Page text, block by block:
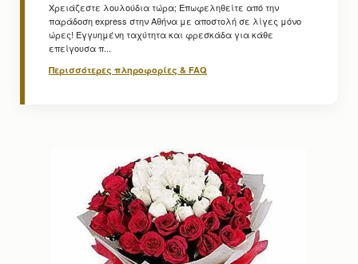
Χρειάζεστε λουλούδια τώρα; Επωφεληθείτε από την
παράδοση express στην Αθήνα με αποστολή σε λίγες μόνο
ώρες! Εγγυημένη ταχύτητα και φρεσκάδα για κάθε
επείγουσα π...
Περισσότερες πληροφορίες & FAQ